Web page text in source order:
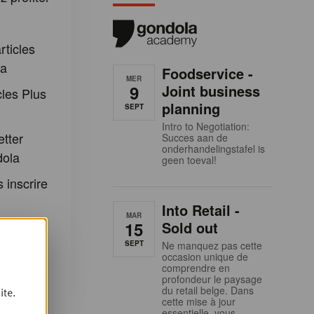
Plus
inscrire
et aux
MER
9
SEPT
Foodservice -
Joint business
planning
Intro to Negotiation:
Succes aan de
onderhandelingstafel is
geen toeval!
MAR
15
SEPT
Into Retail -
Sold out
Ne manquez pas cette
occasion unique de
comprendre en
profondeur le paysage
du retail belge. Dans
cette mise à jour